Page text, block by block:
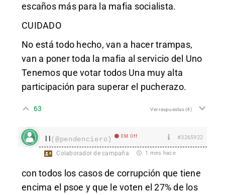
escaños más para la mafia socialista.
CUIDADO
No está todo hecho, van a hacer trampas,
van a poner toda la mafia al servicio del Uno
Tenemos que votar todos Una muy alta
participación para superar el pucherazo.
63 Ver respuestas(4)
(@pendenciero) EM Off #3265922
Colaborador de campaña 1 mes hace
con todos los casos de corrupción que tiene
encima el psoe y que le voten el 27% de los